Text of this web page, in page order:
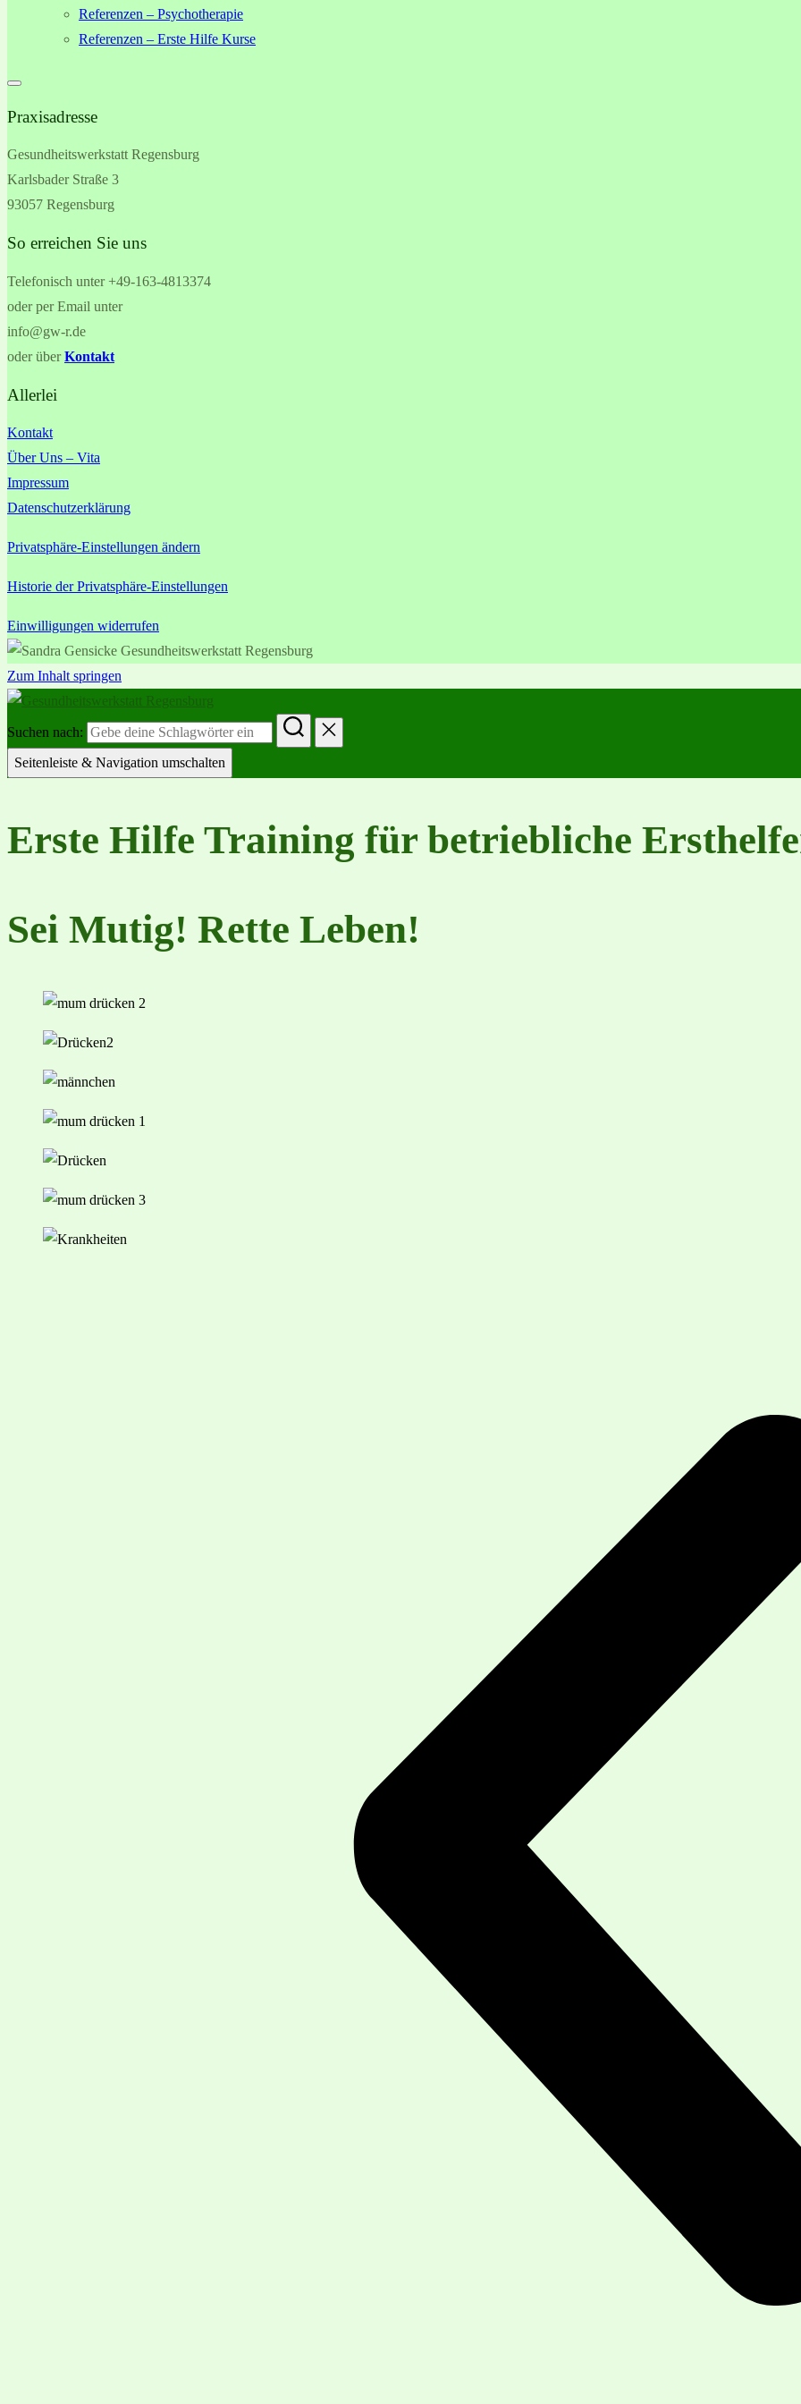
Referenzen – Psychotherapie
Referenzen – Erste Hilfe Kurse
Praxisadresse
Gesundheitswerkstatt Regensburg
Karlsbader Straße 3
93057 Regensburg
So erreichen Sie uns
Telefonisch unter +49-163-4813374
oder per Email unter
info@gw-r.de
oder überKontakt
Allerlei
Kontakt
Über Uns – Vita
Impressum
Datenschutzerklärung
Privatsphäre-Einstellungen ändern
Historie der Privatsphäre-Einstellungen
Einwilligungen widerrufen
Zum Inhalt springen
Suchen nach:
Seitenleiste & Navigation umschalten
Erste Hilfe Training für betriebliche
Sei Mutig! Rette Leben!